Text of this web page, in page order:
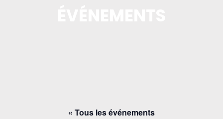
« Tous les événements